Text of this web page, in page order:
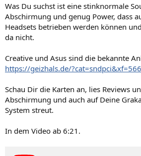
Was Du suchst ist eine stinknormale
Abschirmung und genug Power, dass
Headsets betrieben werden können
da nicht.
Creative und Asus sind die bekannte
https://geizhals.de/
Schau Dir die Karten an, lies Reviews
Abschirmung und auch auf Deine
System streut.
In dem Video ab 6:21.